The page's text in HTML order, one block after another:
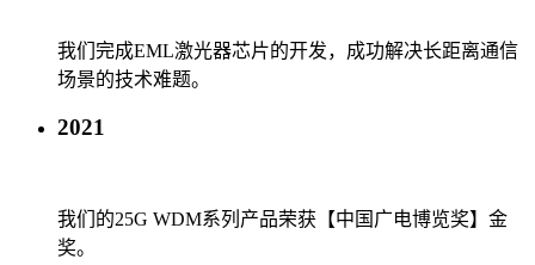
我们完成EML激光器芯片的开发，成功解决长距离通信
场景的技术难题。
2021
我们的25G WDM系列产品荣获【中国广电博览奖】金
奖。